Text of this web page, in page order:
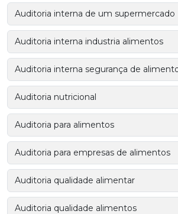
Auditoria interna de um supermercado
Auditoria interna industria alimentos
Auditoria interna segurança de
Auditoria nutricional
Auditoria para alimentos
Auditoria para empresas de alimentos
Auditoria qualidade alimentar
Auditoria qualidade alimentos